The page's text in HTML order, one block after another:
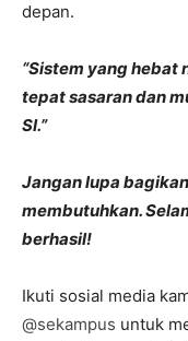
depan.
“Sistem yang hebat
tepat sasaran dan
SI.”
Jangan lupa
membutuhkan.
berhasil!
Ikuti sosial media
@sekampus untuk